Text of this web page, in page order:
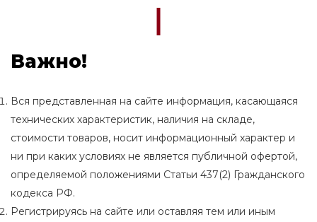
Важно!
Вся представленная на сайте информация, касающаяся
технических характеристик, наличия на складе,
стоимости товаров, носит информационный характер и
ни при каких условиях не является публичной офертой,
определяемой положениями Статьи 437(2) Гражданского
кодекса РФ.
Регистрируясь на сайте или оставляя тем или иным